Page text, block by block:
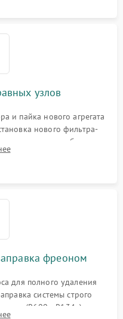
узлов
и пайка нового агрегата
нового фильтра-
вентиляторов обдува,
дверных петель.
фреоном
для полного удаления
системы строго
(R600a, R134a) по